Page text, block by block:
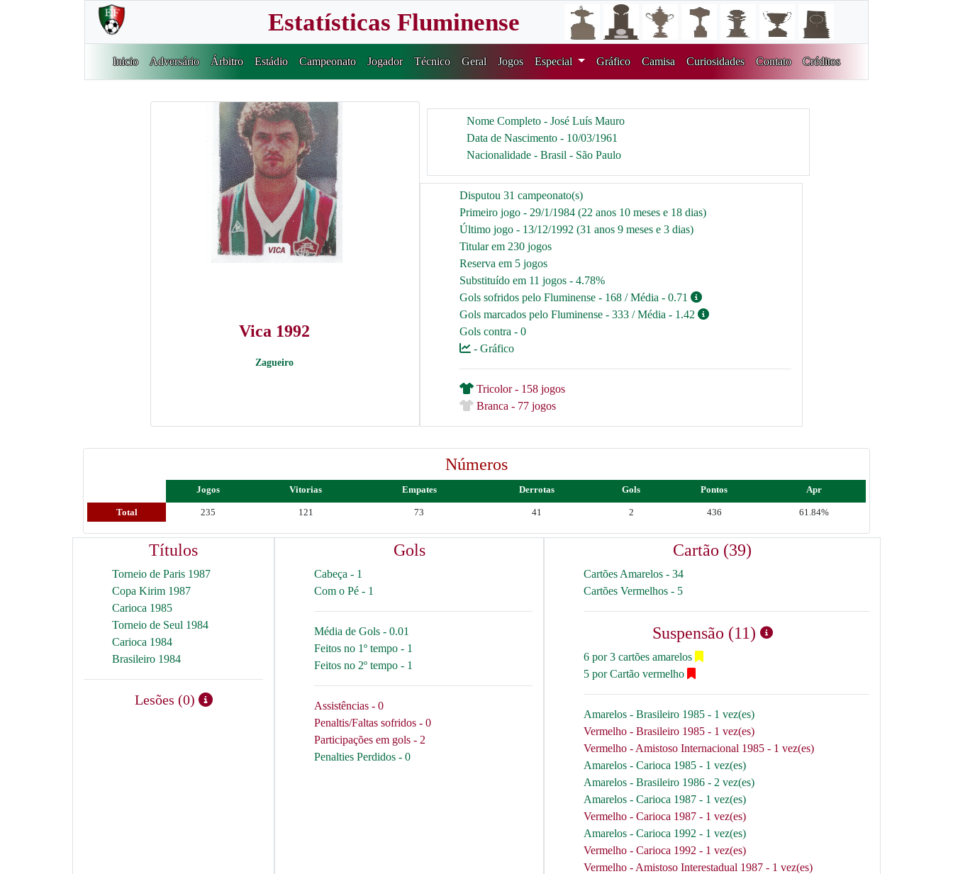
Estatísticas Fluminense
Inicio Adversário Árbitro Estádio Campeonato Jogador Técnico Geral Jogos Especial Gráfico Camisa Curiosidades Contato Créditos
Vica 1992
Zagueiro
Nome Completo - José Luís Mauro
Data de Nascimento - 10/03/1961
Nacionalidade - Brasil - São Paulo
Disputou 31 campeonato(s)
Primeiro jogo - 29/1/1984 (22 anos 10 meses e 18 dias)
Último jogo - 13/12/1992 (31 anos 9 meses e 3 dias)
Titular em 230 jogos
Reserva em 5 jogos
Substituído em 11 jogos - 4.78%
Gols sofridos pelo Fluminense - 168 / Média - 0.71
Gols marcados pelo Fluminense - 333 / Média - 1.42
Gols contra - 0
- Gráfico
Tricolor - 158 jogos
Branca - 77 jogos
Números
Jogos Vitorias Empates Derrotas Gols Pontos Apr
Total 235 121 73 41 2 436 61.84%
Títulos
Torneio de Paris 1987
Copa Kirim 1987
Carioca 1985
Torneio de Seul 1984
Carioca 1984
Brasileiro 1984
Lesões (0)
Gols
Cabeça - 1
Com o Pé - 1
Média de Gols - 0.01
Feitos no 1º tempo - 1
Feitos no 2º tempo - 1
Assistências - 0
Penaltis/Faltas sofridos - 0
Participações em gols - 2
Penalties Perdidos - 0
Cartão (39)
Cartões Amarelos - 34
Cartões Vermelhos - 5
Suspensão (11)
6 por 3 cartões amarelos
5 por Cartão vermelho
Amarelos - Brasileiro 1985 - 1 vez(es)
Vermelho - Brasileiro 1985 - 1 vez(es)
Vermelho - Amistoso Internacional 1985 - 1 vez(es)
Amarelos - Carioca 1985 - 1 vez(es)
Amarelos - Brasileiro 1986 - 2 vez(es)
Amarelos - Carioca 1987 - 1 vez(es)
Vermelho - Carioca 1987 - 1 vez(es)
Amarelos - Carioca 1992 - 1 vez(es)
Vermelho - Carioca 1992 - 1 vez(es)
Vermelho - Amistoso Interestadual 1987 - 1 vez(es)